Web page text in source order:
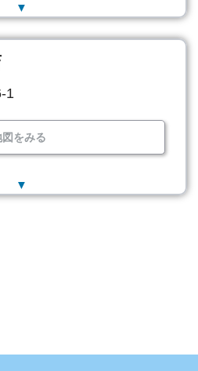
▼
1
図をみる
▼